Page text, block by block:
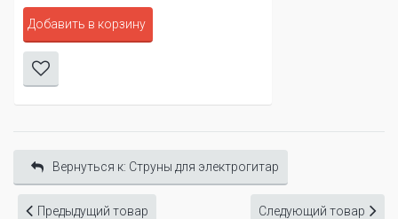
Добавить в корзину
Вернуться к: Cтруны для электрогитар
Предыдущий товар Следующий товар